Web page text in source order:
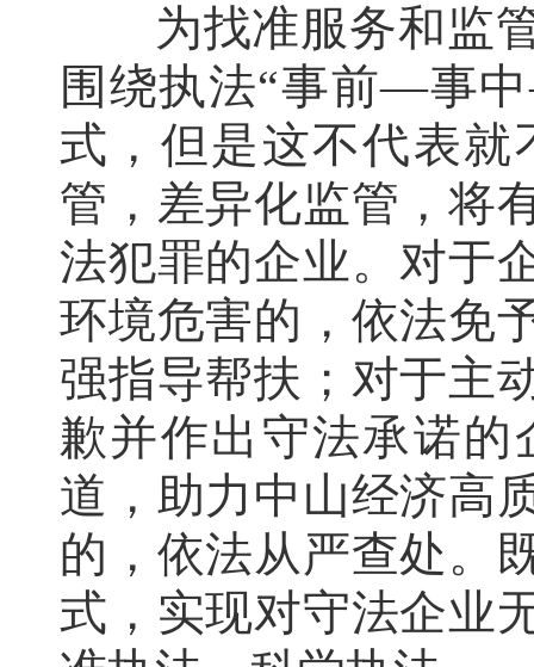
为找准服务和监
围绕执法“事前—事
式，但是这不代表
管，差异化监管，将
法犯罪的企业。对于
环境危害的，依法免
强指导帮扶；对于主
歉并作出守法承诺
道，助力中山经济高
的，依法从严查处。
式，实现对守法企业